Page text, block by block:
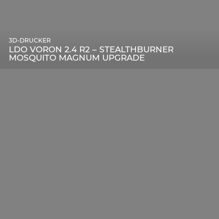
LDO VORON 2.4 R2 – STEALTHBURNER
MOSQUITO MAGNUM UPGRADE
3D-DRUCKER